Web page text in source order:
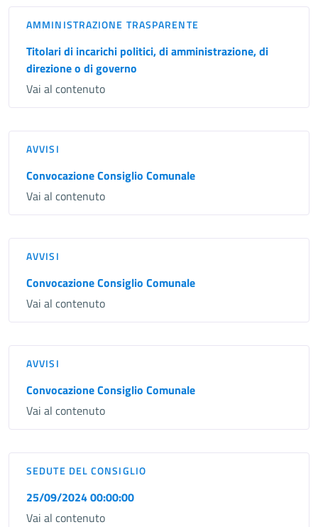
AMMINISTRAZIONE TRASPARENTE
Titolari di incarichi politici, di amministrazione, di
direzione o di governo
Vai al contenuto
AVVISI
Convocazione Consiglio Comunale
Vai al contenuto
AVVISI
Convocazione Consiglio Comunale
Vai al contenuto
AVVISI
Convocazione Consiglio Comunale
Vai al contenuto
SEDUTE DEL CONSIGLIO
25/09/2024 00:00:00
Vai al contenuto